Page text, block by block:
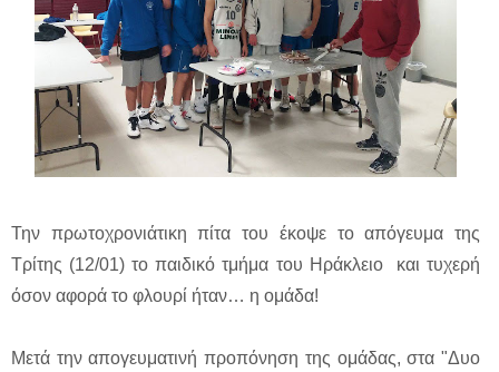
Την πρωτοχρονιάτικη πίτα του έκοψε το απόγευμα της
Τρίτης (12/01) το παιδικό τμήμα του Ηράκλειο και τυχερή
όσον αφορά το φλουρί ήταν… η ομάδα!
Μετά την απογευματινή προπόνηση της ομάδας, στα "Δυο